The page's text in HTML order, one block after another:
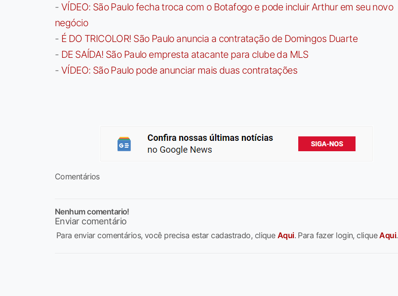
- VÍDEO: São Paulo fecha troca com o Botafogo e pode incluir Arthur em seu novo
negócio
- É DO TRICOLOR! São Paulo anuncia a contratação de Domingos Duarte
- DE SAÍDA! São Paulo empresta atacante para clube da MLS
- VÍDEO: São Paulo pode anunciar mais duas contratações
Comentários
Nenhum comentario!
Enviar comentário
Para enviar comentários, você precisa estar cadastrado, clique Aqui. Para fazer login, cliqueAqui.